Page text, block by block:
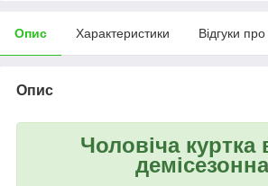
Опис Характеристики Відгуки
Опис
Чоловіча куртка
демісезонна